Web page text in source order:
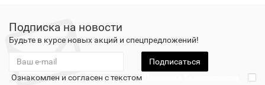
Подписка на новости
Будьте в курсе новых акций и спецпредложений!
Подписаться
Ознакомлен и согласен с текстом